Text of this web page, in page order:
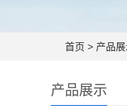
首页 > 产品
产品展示